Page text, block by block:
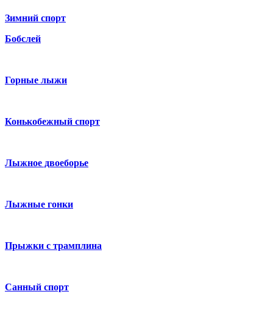
Зимний спорт
Бобслей
Горные лыжи
Конькобежный спорт
Лыжное двоеборье
Лыжные гонки
Прыжки с трамплина
Санный спорт